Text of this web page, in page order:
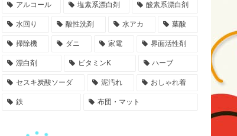
アルコール 塩素系漂白剤 酸素系漂白剤
水回り 酸性洗剤 水アカ 葉酸
掃除機 ダニ 家電 界面活性剤
漂白剤 ビタミンK ハーブ
セスキ炭酸ソーダ 泥汚れ おしゃれ着
鉄 布団・マット